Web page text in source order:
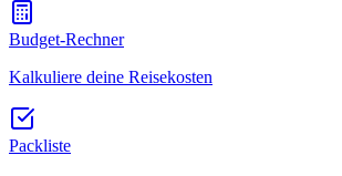
Budget-Rechner
Kalkuliere deine Reisekosten
Packliste